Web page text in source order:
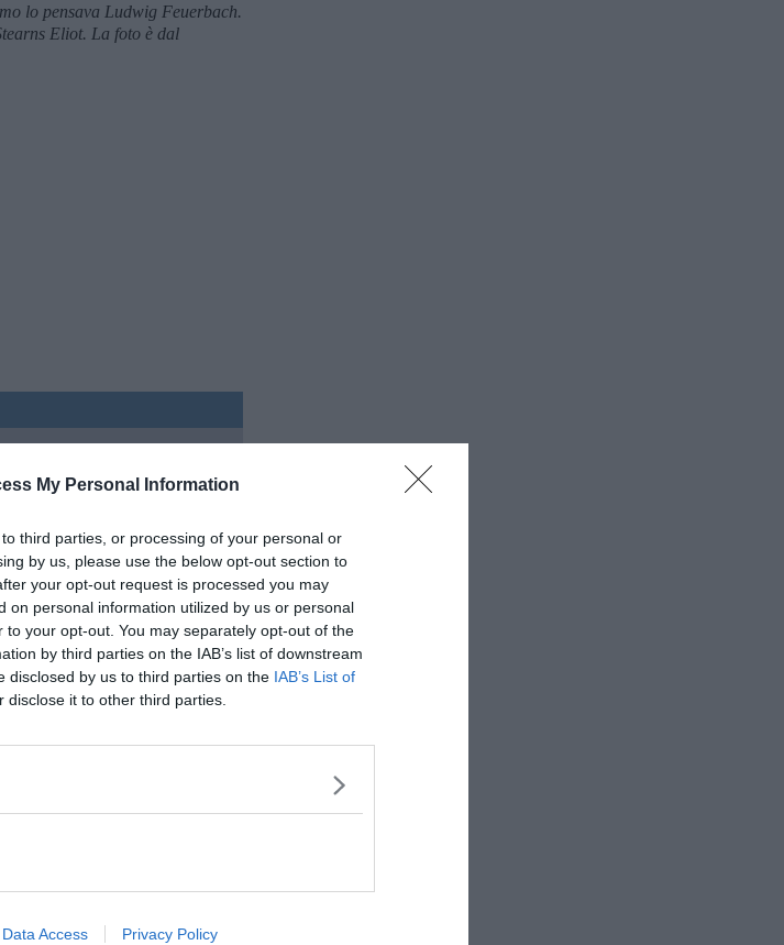
My Personal Information
third parties, or processing of your personal or
by us, please use the below opt-out section to
your opt-out request is processed you may
on personal information utilized by us or personal
your opt-out. You may separately opt-out of the
by third parties on the IAB’s list of downstream
disclosed by us to third parties on the IAB’s List of
disclose it to other third parties.
Data Access Privacy Policy
lo pensava Ludwig Feuerbach.
Eliot. La foto è dal